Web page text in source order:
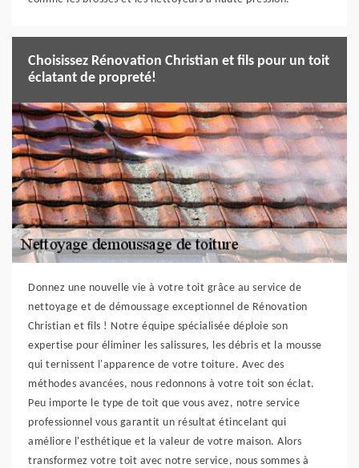
Choisissez Rénovation Christian et fils pour un toit
éclatant de propreté!
Donnez une nouvelle vie à votre toit grâce au service de
nettoyage et de démoussage exceptionnel de Rénovation
Christian et fils ! Notre équipe spécialisée déploie son
expertise pour éliminer les salissures, les débris et la mousse
qui ternissent l'apparence de votre toiture. Avec des
méthodes avancées, nous redonnons à votre toit son éclat.
Peu importe le type de toit que vous avez, notre service
professionnel vous garantit un résultat étincelant qui
améliore l'esthétique et la valeur de votre maison. Alors
transformez votre toit avec notre service, nous sommes à